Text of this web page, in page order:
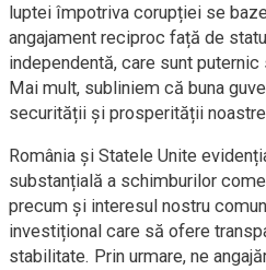
luptei împotriva corupției se
angajament reciproc față de
independentă, care sunt
Mai mult, subliniem că buna
securității și prosperității
România și Statele Unite
substanțială a schimburilor
precum și interesul nostru
investițional care să ofere
stabilitate. Prin urmare, ne